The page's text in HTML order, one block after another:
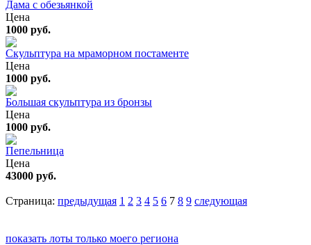
Дама с обезьянкой
Цена
1000 руб.
Скульптура на мраморном постаменте
Цена
1000 руб.
Большая скульптура из бронзы
Цена
1000 руб.
Пепельница
Цена
43000 руб.
Страница: предыдущая 1 2 3 4 5 6 7 8 9 следующая
показать лоты только моего региона